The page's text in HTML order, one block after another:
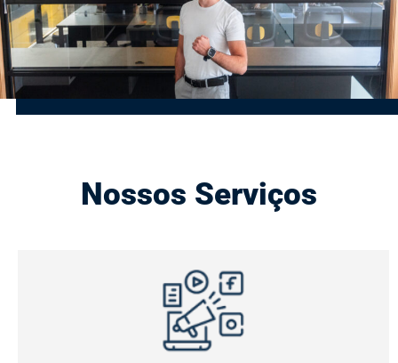
Nossos Serviços
Gestão de Redes Sociais
Otimizamos resultados! Fazemos o planejamento,